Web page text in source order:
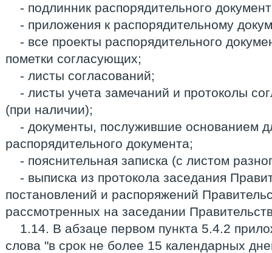
- подлинник распорядительного
- приложения к распорядительному
- все проекты распорядительного
пометки согласующих;
- листы согласований;
- листы учета замечаний и протоколы
(при наличии);
- документы, послужившие основанием
распорядительного документа;
- пояснительная записка (с листом
- выписка из протокола заседания
постановлений и распоряжений
рассмотренных на заседании
1.14. В абзаце первом пункта 5.4.2
слова "в срок не более 15 календарных